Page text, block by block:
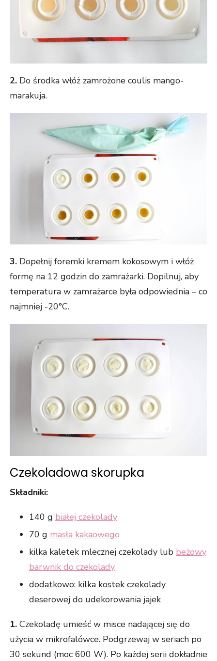
2. Do środka włóż zamrożone coulis mango-
marakuja.
3. Dopełnij foremki kremem kokosowym i włóż
formę na 12 godzin do zamrażarki. Dopilnuj, aby
temperatura w zamrażarce była odpowiednia – co
najmniej -20°C.
Czekoladowa skorupka
Składniki:
140 g białej czekolady
70 g masła kakaowego
kilka kaletek mlecznej czekolady lub beżowy
barwnik do czekolady
dodatkowo: kilka kostek czekolady
deserowej do udekorowania jajek
1. Czekoladę umieść w misce nadającej się do
użycia w mikrofalówce. Podgrzewaj w seriach po
30 sekund (moc 600 W). Po każdej serii dokładnie